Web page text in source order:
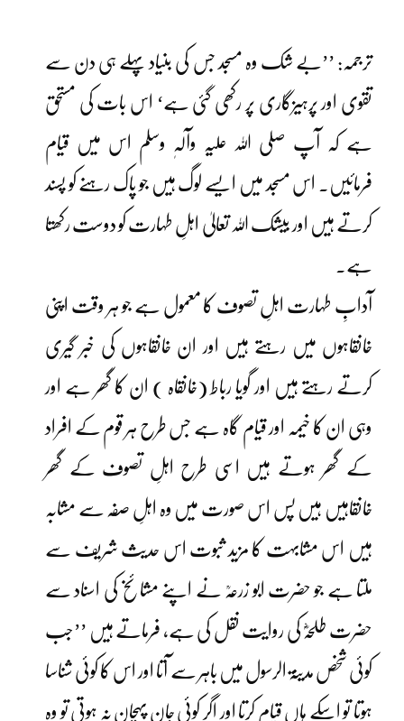
ترجمہ: ’’بے شک وہ مسجد جس کی بنیاد پہلے ہی دن سے
تقوی اور پرہیزگاری پر رکھی گئی ہے‘ اس بات کی مستحق
ہے کہ آپ صلی اللہ علیہ وآلہٖ وسلم اس میں قیام
فرمائیں۔ اس مسجد میں ایسے لوگ ہیں جو پاک رہنے کو پسند
کرتے ہیں اور بیشک اللہ تعالیٰ اہلِ طہارت کو دوست رکھتا
ہے۔
آدابِ طہارت اہلِ تصوف کا معمول ہے جو ہر وقت اپنی
خانقاہوں میں رہتے ہیں اور ان خانقاہوں کی خبر گیری
کرتے رہتے ہیں اور گویا رباط (خانقاہ ) ان کا گھر ہے اور
وہی ان کا خیمہ اور قیام گاہ ہے جس طرح ہر قوم کے افراد
کے گھر ہوتے ہیں اسی طرح اہلِ تصوف کے گھر
خانقاہیں ہیں پس اس صورت میں وہ اہلِ صفہ سے مشابہ
ہیں اس مشابہت کا مزید ثبوت اس حدیث شریف سے
ملتا ہے جو حضرت ابو زرعہؒ نے اپنے مشائخ کی اسناد سے
حضرت طلحہؓ کی روایت نقل کی ہے، فرماتے ہیں ’’جب
کوئی شخص مدینۃ الرسول میں باہر سے آتا اور اس کا کوئی شناسا
ہوتا تو اسکے ہاں قیام کرتا اور اگر کوئی جان پہچان نہ ہوتی تو وہ